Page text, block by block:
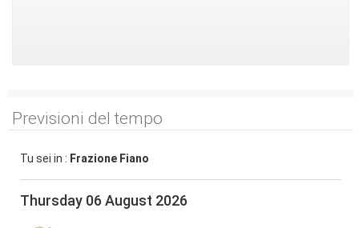
Previsioni del tempo
Tu sei in : Frazione Fiano
Thursday 06 August 2026